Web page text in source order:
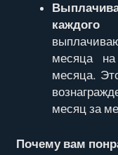
месяца
месяца.
месяц за
Почему вам